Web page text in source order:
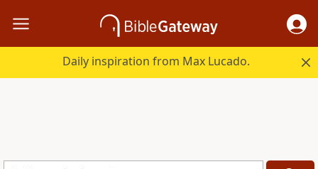
Daily inspiration from Max Lucado.